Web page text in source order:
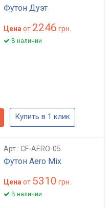
Футон Дуэт
Цена от 2246 грн.
В наличии
Купить в 1 клик
Арт.: CF-AERO-05
Футон Aero Mix
Цена от 5310 грн.
В наличии